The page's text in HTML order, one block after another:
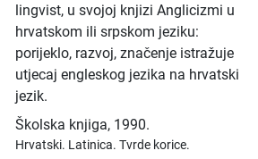
lingvist, u svojoj knjizi Anglicizmi u
hrvatskom ili srpskom jeziku:
porijeklo, razvoj, značenje istražuje
utjecaj engleskog jezika na hrvatski
jezik.
Školska knjiga, 1990.
Hrvatski. Latinica.Tvrde korice.